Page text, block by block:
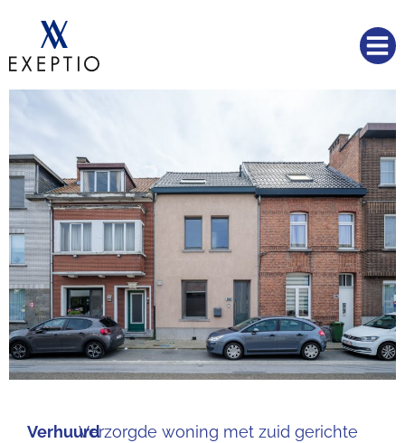
VerhuurdVerzorgde woning met zuid gerichte